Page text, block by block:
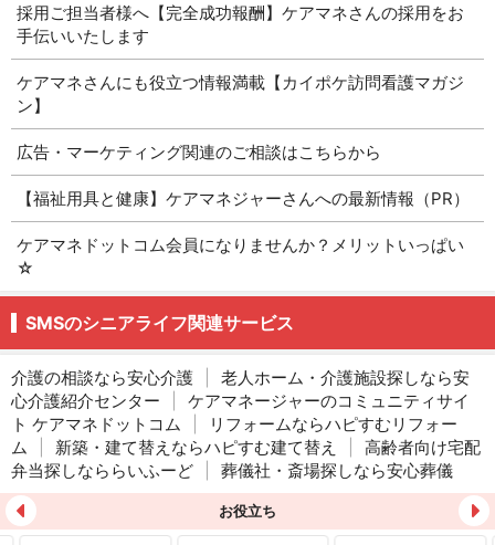
採用ご担当者様へ【完全成功報酬】ケアマネさんの採用をお
手伝いいたします
ケアマネさんにも役立つ情報満載【カイポケ訪問看護マガジ
ン】
広告・マーケティング関連のご相談はこちらから
【福祉用具と健康】ケアマネジャーさんへの最新情報（PR）
ケアマネドットコム会員になりませんか？メリットいっぱい
☆
SMSのシニアライフ関連サービス
介護の相談なら安心介護
老人ホーム・介護施設探しなら安
心介護紹介センター
ケアマネージャーのコミュニティサイ
ト ケアマネドットコム
リフォームならハピすむリフォー
ム
新築・建て替えならハピすむ建て替え
高齢者向け宅配
弁当探しなららいふーど
葬儀社・斎場探しなら安心葬儀
お役立ち